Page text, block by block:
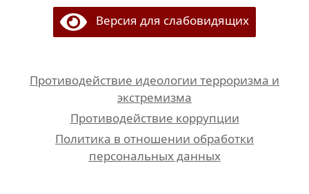
Версия для слабовидящих
Противодействие идеологии терроризма и
экстремизма
Противодействие коррупции
Политика в отношении обработки
персональных данных